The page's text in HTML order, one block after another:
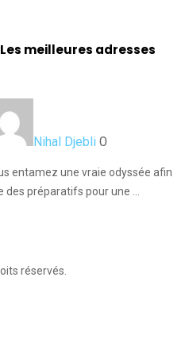
meilleures adresses
Nihal Djebli 0
entamez une vraie odyssée afin
des préparatifs pour une …
réservés.